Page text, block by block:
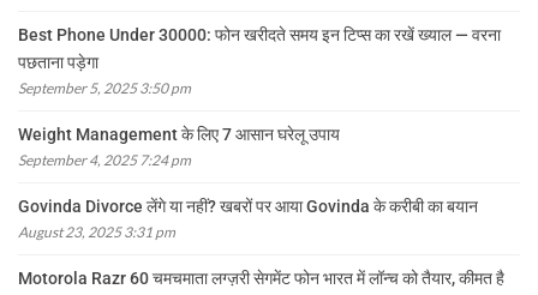
Best Phone Under 30000: फोन खरीदते समय इन टिप्स का रखें ख्याल — वरना
पछताना पड़ेगा
September 5, 2025 3:50 pm
Weight Management के लिए 7 आसान घरेलू उपाय
September 4, 2025 7:24 pm
Govinda Divorce लेंगे या नहीं? खबरों पर आया Govinda के करीबी का बयान
August 23, 2025 3:31 pm
Motorola Razr 60 चमचमाता लग्ज़री सेगमेंट फोन भारत में लॉन्च को तैयार, कीमत है